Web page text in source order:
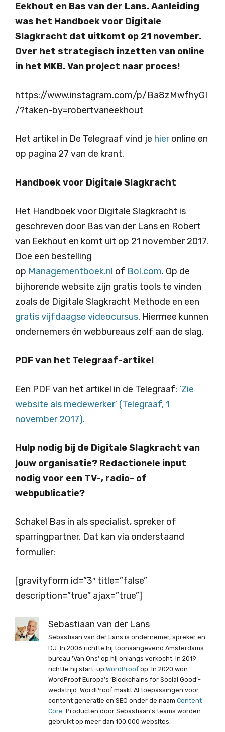
Eekhout en Bas van der Lans. Aanleiding
was het Handboek voor Digitale
Slagkracht dat uitkomt op 21 november.
Over het strategisch inzetten van online
in het MKB. Van project naar proces!
https://www.instagram.com/p/Ba8zMwfhyGI
/?taken-by=robertvaneekhout
Het artikel in De Telegraaf vind je hieronline en
op pagina 27 van de krant.
Handboek voor Digitale Slagkracht
Het Handboek voor Digitale Slagkracht is
geschreven door Bas van der Lans en Robert
van Eekhout en komt uit op 21 november 2017.
Doe een bestelling
op Managementboek.nl of Bol.com. Op de
bijhorende website zijn gratis tools te vinden
zoals de Digitale Slagkracht Methode en een
gratis vijfdaagse videocursus. Hiermee kunnen
ondernemers én webbureaus zelf aan de slag.
PDF van het Telegraaf-artikel
Een PDF van het artikel in de Telegraaf: ‘Zie
website als medewerker’ (Telegraaf, 1
november 2017).
Hulp nodig bij de Digitale Slagkracht van
jouw organisatie? Redactionele input
nodig voor een TV-, radio- of
webpublicatie?
Schakel Bas in als specialist, spreker of
sparringpartner. Dat kan via onderstaand
formulier:
[gravityform id=”3″ title=”false”
description=”true” ajax=”true”]
Sebastiaan van der Lans
Sebastiaan van der Lans is ondernemer, spreker en
DJ. In 2006 richtte hij toonaangevend Amsterdams
bureau 'Van Ons' op hij onlangs verkocht. In 2019
richtte hij start-up WordProof op. In 2020 won
WordProof Europa’s ‘Blockchains for Social Good‘-
wedstrijd. WordProof maakt AI toepassingen voor
content generatie en SEO onder de naam Content
Core. Producten door Sebastiaan's teams worden
gebruikt op meer dan 100.000 websites.